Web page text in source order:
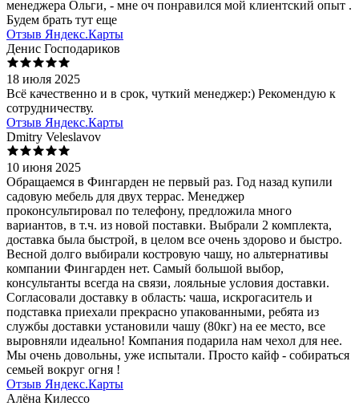
менеджера Ольги, - мне оч понравился мой клиентский опыт .
Будем брать тут еще
Отзыв Яндекс.Карты
Денис Господариков
18 июля 2025
Всё качественно и в срок, чуткий менеджер:) Рекомендую к
сотрудничеству.
Отзыв Яндекс.Карты
Dmitry Veleslavov
10 июня 2025
Обращаемся в Фингарден не первый раз. Год назад купили
садовую мебель для двух террас. Менеджер
проконсультировал по телефону, предложила много
вариантов, в т.ч. из новой поставки. Выбрали 2 комплекта,
доставка была быстрой, в целом все очень здорово и быстро.
Весной долго выбирали костровую чашу, но альтернативы
компании Фингарден нет. Самый большой выбор,
консультанты всегда на связи, лояльные условия доставки.
Согласовали доставку в область: чаша, искрогаситель и
подставка приехали прекрасно упакованными, ребята из
службы доставки установили чашу (80кг) на ее место, все
выровняли идеально! Компания подарила нам чехол для нее.
Мы очень довольны, уже испытали. Просто кайф - собираться
семьей вокруг огня !
Отзыв Яндекс.Карты
Алёна Килессо